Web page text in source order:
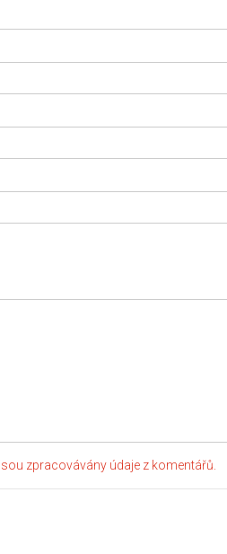
zpracovávány údaje z komentářů.